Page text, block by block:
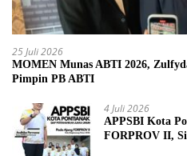
25 Juli 2026
MOMEN Munas ABTI 2026,
Pimpin PB ABTI
4 Juli 2026
APPSBI Kota
FORPROV II,